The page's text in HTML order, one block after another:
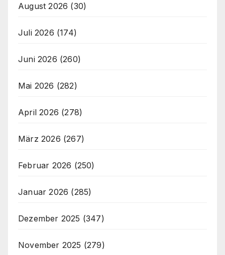
August 2026 (30)
Juli 2026 (174)
Juni 2026 (260)
Mai 2026 (282)
April 2026 (278)
März 2026 (267)
Februar 2026 (250)
Januar 2026 (285)
Dezember 2025 (347)
November 2025 (279)